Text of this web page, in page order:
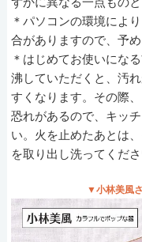
＊パソコンの環境によ
合がありますので、予め
＊はじめてお使いにな
沸していただくと、汚
すくなります。その際
恐れがあるので、キッ
い。火を止めたあとは
を取り出し洗ってくださ
▼小林美風